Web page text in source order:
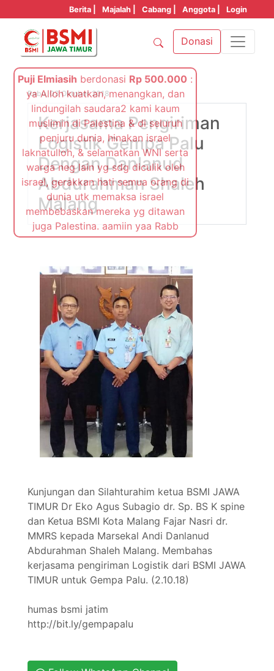
Berita | Majalah | Cabang | Anggota | Login
Donasi
Rabu, 03 Oktober 2018
Kerjasama Pengiriman
Logistik Gempa Palu
Dengan Danlanud
Abdurahman Shaleh
Malang
Kunjungan dan Silahturahim ketua BSMI JAWA
TIMUR Dr Eko Agus Subagio dr. Sp. BS K spine
dan Ketua BSMI Kota Malang Fajar Nasri dr.
MMRS kepada Marsekal Andi Danlanud
Abdurahman Shaleh Malang. Membahas
kerjasama pengiriman Logistik dari BSMI JAWA
TIMUR untuk Gempa Palu. (2.10.18)
humas bsmi jatim
http://bit.ly/gempapalu
Puji ElmiasihberdonasiRp 500.000
ya Alloh kuatkan, menangkan, dan
lindungilah saudara2 kami kaum
muslimin di Palestina & di seluruh
penjuru dunia, hinakan israel
laknatulloh, & selamatkan WNI serta
warga neg lain yg sdg diculik oleh
israel, gerakkan hati semua orang di
dunia utk memaksa israel
membebaskan mereka yg ditawan
juga Palestina. aamiin yaa Rabb